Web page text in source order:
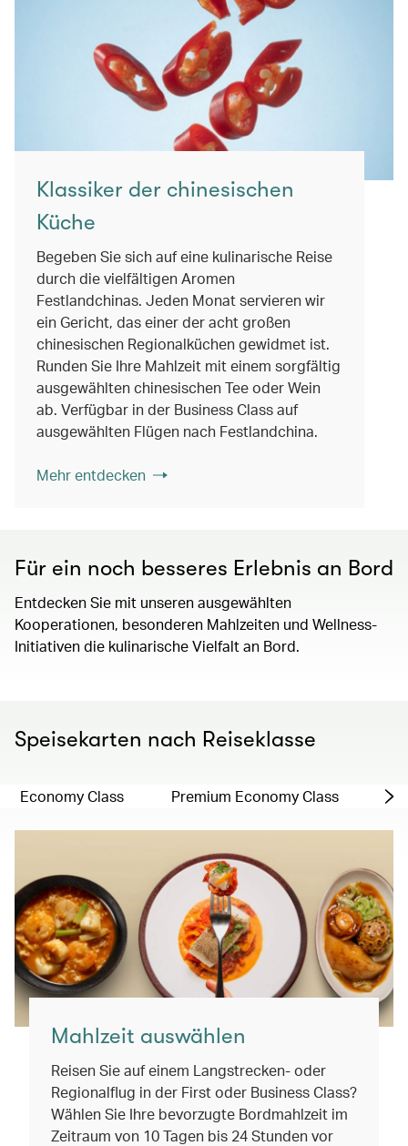
Klassiker der chinesischen
Küche
Begeben Sie sich auf eine kulinarische Reise
durch die vielfältigen Aromen
Festlandchinas. Jeden Monat servieren wir
ein Gericht, das einer der acht großen
chinesischen Regionalküchen gewidmet ist.
Runden Sie Ihre Mahlzeit mit einem sorgfältig
ausgewählten chinesischen Tee oder Wein
ab. Verfügbar in der Business Class auf
ausgewählten Flügen nach Festlandchina.
Mehr entdecken
Für ein noch besseres Erlebnis an Bord
Entdecken Sie mit unseren ausgewählten
Kooperationen, besonderen Mahlzeiten und Wellness-
Initiativen die kulinarische Vielfalt an Bord.
Speisekarten nach Reiseklasse
Economy Class Premium Economy Class
Mahlzeit auswählen
Reisen Sie auf einem Langstrecken- oder
Regionalflug in der First oder Business Class?
Wählen Sie Ihre bevorzugte Bordmahlzeit im
Zeitraum von 10 Tagen bis 24 Stunden vor